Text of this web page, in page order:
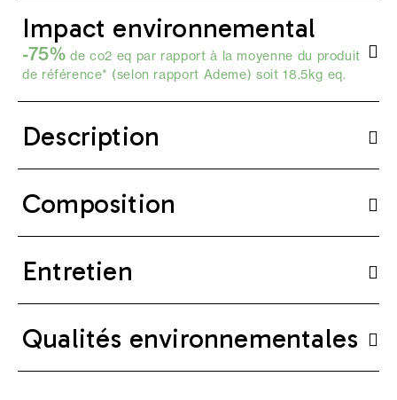
Impact environnemental
-75% de co2 eq par rapport à la moyenne du produit
de référence* (selon rapport Ademe) soit 18.5kg eq.
Description
Composition
Entretien
Qualités environnementales